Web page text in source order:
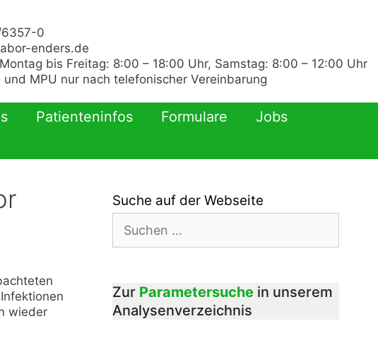
6357-0
enders.de
bis Freitag: 8:00 – 18:00 Uhr, Samstag: 8:00 – 12:00 Uhr
und MPU nur nach telefonischer Vereinbarung
Patienteninfos Formulare
Jobs
wieder
Suche auf der Webseite
nach:
Zur Parametersuchein unserem
Analysenverzeichnis